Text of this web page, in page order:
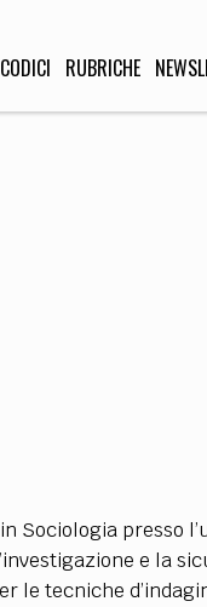
CODICI RUBRICHE
FILODIRITTO REDAZIONE
Sociologia presso
e la
le tecniche